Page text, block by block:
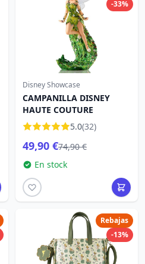
-33%
Disney Showcase
CAMPANILLA DISNEY
HAUTE COUTURE
5.0(32)
49,90 €74,90 €
En stock
Rebajas
-13%